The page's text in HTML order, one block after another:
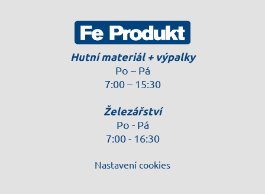
Hutní materiál + výpalky
Po – Pá
7:00 – 15:30
Železářství
Po - Pá
7:00 - 16:30
Nastavení cookies